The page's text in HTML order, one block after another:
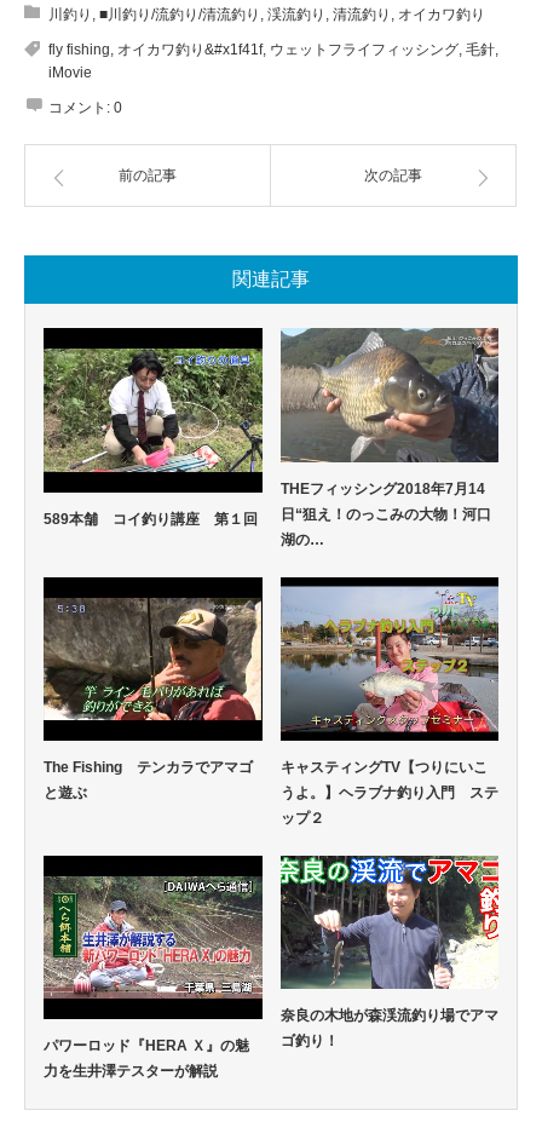
川釣り , ■川釣り/流釣り/清流釣り , 渓流釣り , 清流釣り , オイカワ釣り
fly fishing, オイカワ釣り&#x1f41f, ウェットフライフィッシング, 毛針,
iMovie
コメント: 0
前の記事 次の記事
関連記事
589本舗 コイ釣り講座 第１回
THEフィッシング2018年7月14
日“狙え！のっこみの大物！河口
湖の…
The Fishing テンカラでアマゴ
と遊ぶ
キャスティングTV【つりにいこ
うよ。】ヘラブナ釣り入門 ステ
ップ２
パワーロッド『HERA Ｘ』の魅
力を生井澤テスターが解説
奈良の木地が森渓流釣り場でアマ
ゴ釣り！